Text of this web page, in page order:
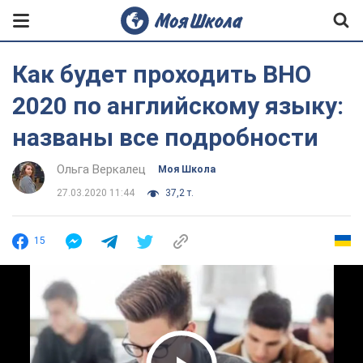
Как будет проходить ВНО
2020 по английскому языку:
названы все подробности
Ольга Веркалец Моя Школа
27.03.2020 11:44 37,2 т.
15